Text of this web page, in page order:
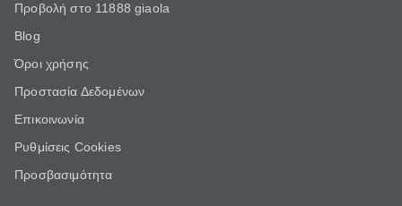
Προβολή στο 11888 giaola
Blog
Όροι χρήσης
Προστασία Δεδομένων
Επικοινωνία
Ρυθμίσεις Cookies
Προσβασιμότητα